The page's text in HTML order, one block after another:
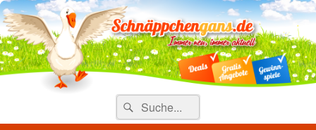
Täglich die besten Gewinnspiele
und Angebote
Search
for:
Suche